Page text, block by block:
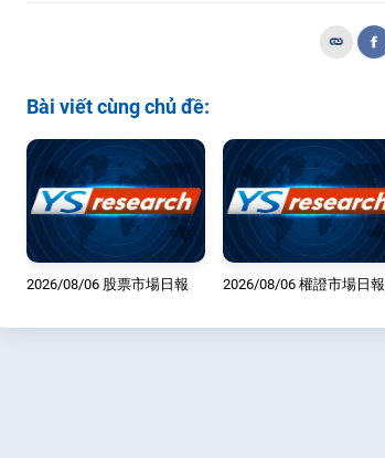
Bài viết cùng chủ đề:
2026/08/06 股票市場日報 2026/08/06 權證市場日報